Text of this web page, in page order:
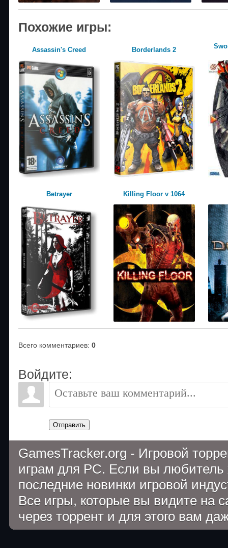
Похожие игры:
Assassin's Creed Borderlands 2
Betrayer Killing Floor v 1064
Всего комментариев: 0
Войдите:
Отправить
GamesTracker.org - Игровой
играм для PC. Если вы
последние новинки игровой
Все игры, которые вы видите на
через торрент и для этого вам